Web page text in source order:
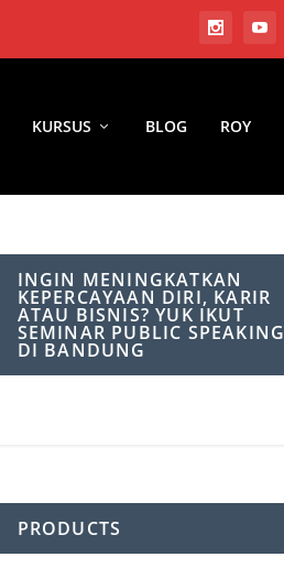
KURSUS BLOG ROY
INGIN MENINGKATKAN
KEPERCAYAAN DIRI, KARIR
ATAU BISNIS? YUK IKUT
SEMINAR PUBLIC SPEAKING
DI BANDUNG
PRODUCTS